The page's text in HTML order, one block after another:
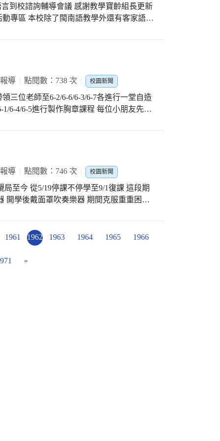
到校諮詢輔導會議 感謝教學寶齡組長更新
專區 本校除了閩南語教學外還有客家語、
導 點閱數：738 次 校園新聞
三位老師至6-2/6-6/6-3/6-7各進行一堂自造
6-4/6-5進行製作胸章課程 每位小朋友先從
導 點閱數：746 次 校園新聞
至今 從5/19停課不停學至9/1復課 這段期
開學後戴面罩吹奏樂器 期間克服重重困難
最後我們從7位評審獲得91.72分榮獲特優
苦但回憶起來是甜美 期間要特別感謝許多
」～好還要更好！ 希望疫情不要再攪局讓
1961 1962 1963 1964 1965 1966
»